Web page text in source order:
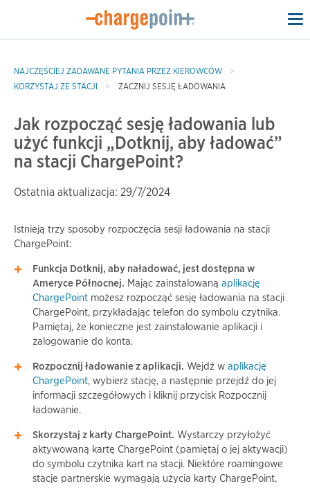
NAJCZĘŚCIEJ ZADAWANE PYTANIA PRZEZ KIEROWCÓW
KORZYSTAJ ZE STACJI
ZACZNIJ SESJĘ ŁADOWANIA
Jak rozpocząć sesję ładowania lub
użyć funkcji „Dotknij, aby ładować”
na stacji ChargePoint?
Ostatnia aktualizacja: 29/7/2024
Istnieją trzy sposoby rozpoczęcia sesji ładowania na stacji
ChargePoint:
Funkcja Dotknij, aby naładować, jest dostępna w
Ameryce Północnej. Mając zainstalowanąaplikację
ChargePoint możesz rozpocząć sesję ładowania na stacji
ChargePoint, przykładając telefon do symbolu czytnika.
Pamiętaj, że konieczne jest zainstalowanie aplikacji i
zalogowanie do konta.
Rozpocznij ładowanie z aplikacji. Wejdź waplikację
ChargePoint, wybierz stację, a następnie przejdź do jej
informacji szczegółowych i kliknij przycisk Rozpocznij
ładowanie.
Skorzystaj z karty ChargePoint. Wystarczy przyłożyć
aktywowaną kartę ChargePoint (pamiętaj o jej aktywacji)
do symbolu czytnika kart na stacji. Niektóre roamingowe
stacje partnerskie wymagają użycia karty ChargePoint.